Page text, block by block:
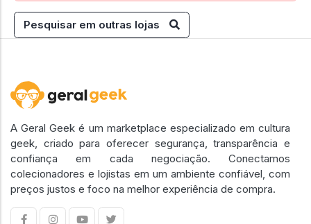
Pesquisar em outras lojas
A Geral Geek é um marketplace especializado em cultura
geek, criado para oferecer segurança, transparência e
confiança em cada negociação. Conectamos
colecionadores e lojistas em um ambiente confiável, com
preços justos e foco na melhor experiência de compra.